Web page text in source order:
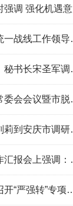
当精神 加快打造皖江城市带升级版
工作领导小组会议
宋圣军调研宗教工作
贫攻坚领导小组第二次会议
庆市调研宗教工作
项目，提高招商引资精准度和实效性
项行动集中学习研讨会